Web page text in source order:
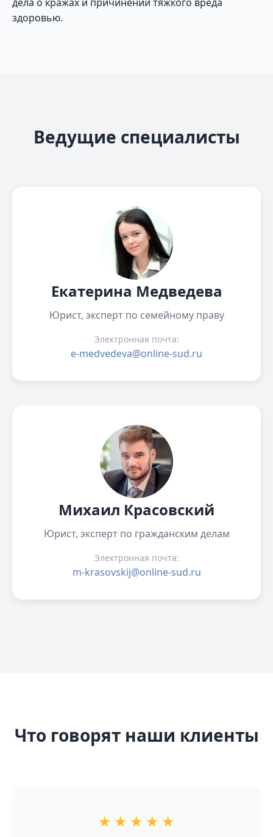
здоровью.
Ведущие специалисты
Екатерина Медведева
Юрист, эксперт по семейному праву
Электронная почта:
e-medvedeva@online-sud.ru
Михаил Красовский
Юрист, эксперт по гражданским делам
Электронная почта:
m-krasovskij@online-sud.ru
Что говорят наши клиенты
★ ★ ★ ★ ★